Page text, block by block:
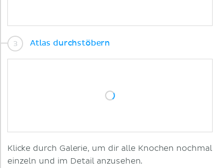
Atlas durchstöbern
Klicke durch Galerie, um dir alle Knochen nochmal
einzeln und im Detail anzusehen.